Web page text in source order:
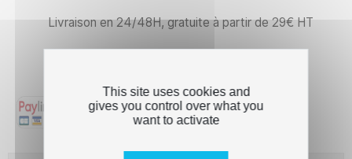
Livraison en 24/48H, gratuite à partir de 29€ HT
This site uses cookies and
gives you control over what you
want to activate